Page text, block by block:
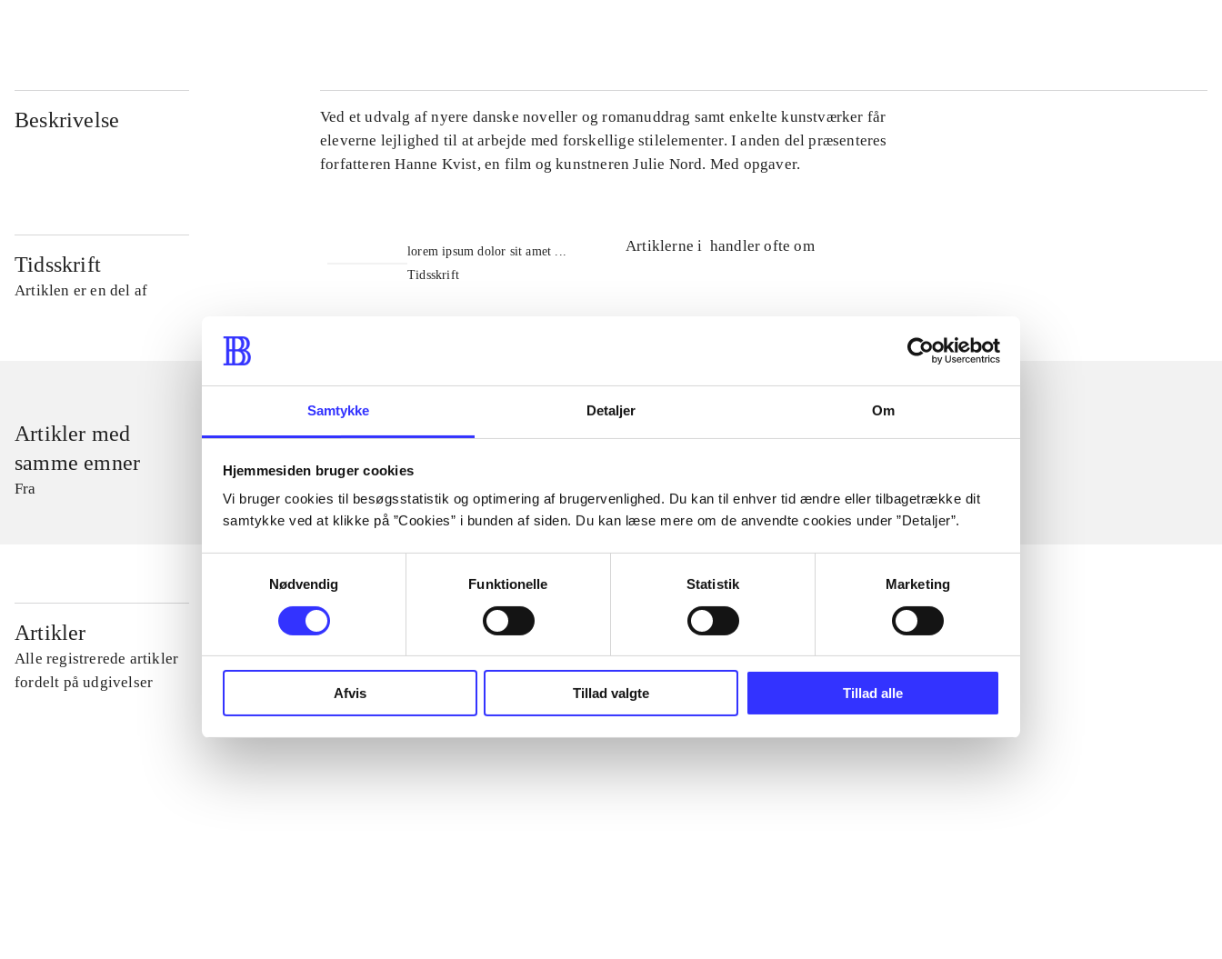
Samtykke Detaljer Om
Hjemmesiden bruger cookies
Vi bruger cookies til besøgsstatistik og optimering af brugervenlighed. Du kan til enhver tid ændre eller tilbagetrække dit
samtykke ved at klikke på ”Cookies” i bunden af siden. Du kan læse mere om de anvendte cookies under ”Detaljer”.
Nødvendig
Funktionelle Statistik Marketing
Afvis Tillad valgte Tillad alle
Beskrivelse
Ved et udvalg af nyere danske noveller og romanuddrag samt enkelte kunstværker får
eleverne lejlighed til at arbejde med forskellige stilelementer. I anden del præsenteres
forfatteren Hanne Kvist, en film og kunstneren Julie Nord. Med opgaver.
Tidsskrift
Artiklen er en del af
lorem ipsum dolor sit amet ...
Tidsskrift
Artiklerne i handler ofte om
Artikler med
samme emner
Fra
Artikler
Alle registrerede artikler
fordelt på udgivelser
...
...